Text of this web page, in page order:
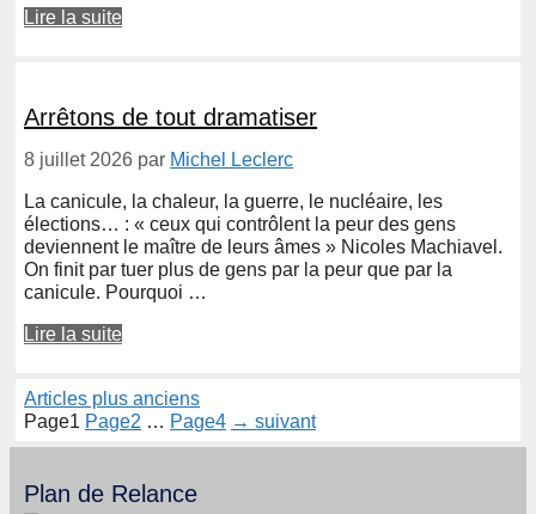
Lire la suite
Arrêtons de tout dramatiser
8 juillet 2026 par Michel Leclerc
La canicule, la chaleur, la guerre, le nucléaire, les
élections… : « ceux qui contrôlent la peur des gens
deviennent le maître de leurs âmes » Nicoles Machiavel.
On finit par tuer plus de gens par la peur que par la
canicule. Pourquoi …
Lire la suite
Articles plus anciens
Page1 Page2 … Page4 → suivant
Plan de Relance